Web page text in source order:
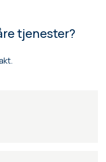
tjenester?